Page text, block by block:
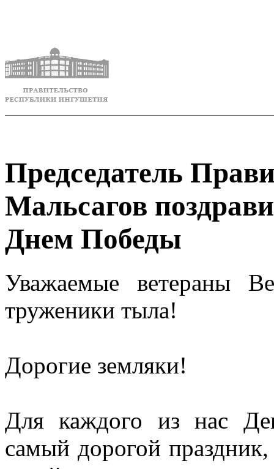
Председатель
Мальсагов
Днем Победы
Уважаемые ветераны
труженики тыла!
Дорогие земляки!
Для каждого из нас
самый дорогой